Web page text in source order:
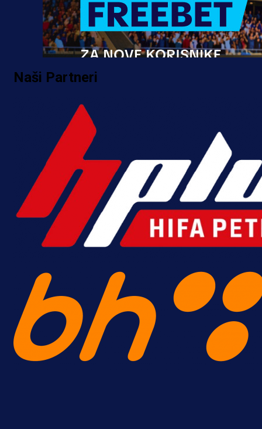
Promo vijesti
MrBit: Isprati kvalifikacije za
evropska takmičenja i preuzmi
bonus dobrodošlice!
13 h 39 min
Naši Partneri